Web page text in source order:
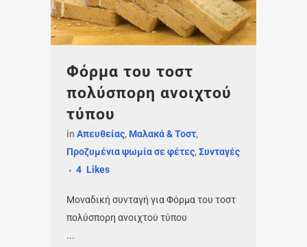
Φόρμα του τοστ
πολύσπορη ανοιχτού
τύπου
in Απευθείας, Μαλακά & Τοστ,
Προζυμένια ψωμία σε φέτες,Συνταγές
4 Likes
Μοναδική συνταγή για Φόρμα του τοστ
πολύσπορη ανοιχτού τύπου
...